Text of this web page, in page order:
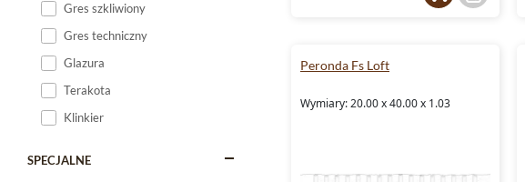
Gres szkliwiony
Gres techniczny
Glazura
Terakota
Klinkier
SPECJALNE
Peronda Fs Loft
Wymiary: 20.00 x 40.00 x 1.03